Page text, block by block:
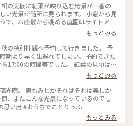
の天板に紅葉が映り込む光景が一番の
い光景が随所に見られます。 小窓から見
で、お座敷から眺める庭園はライトアッ
✨ 拝観が終わり、山門をくぐって振り返
ライトアップされていました🍁♥️
もっとみる
の特別拝観へ予約して行きました。 予
期より早く出遅れてしまい、予約できた
17:00の時間帯でした。 紅葉の見頃はど
夜でもなく。どんなふうに見えるんだろ
暗くなってライトアップも始まった頃。
晴らしい風景がひろがっていました✨ 新
雅な世界✨ 皆さんお行儀よく、机で満足
後ろに並んでいる人に代わります。 敷居
から写真を撮ろうとしたら避けてくださ
春にも行ったのに」とブツブツ文句を
もっとみる
光院。 青もみじがそれはそれは美しか
、またこんな光景になっているのでし
思い出 #おうちでことりっぷ
もっとみる